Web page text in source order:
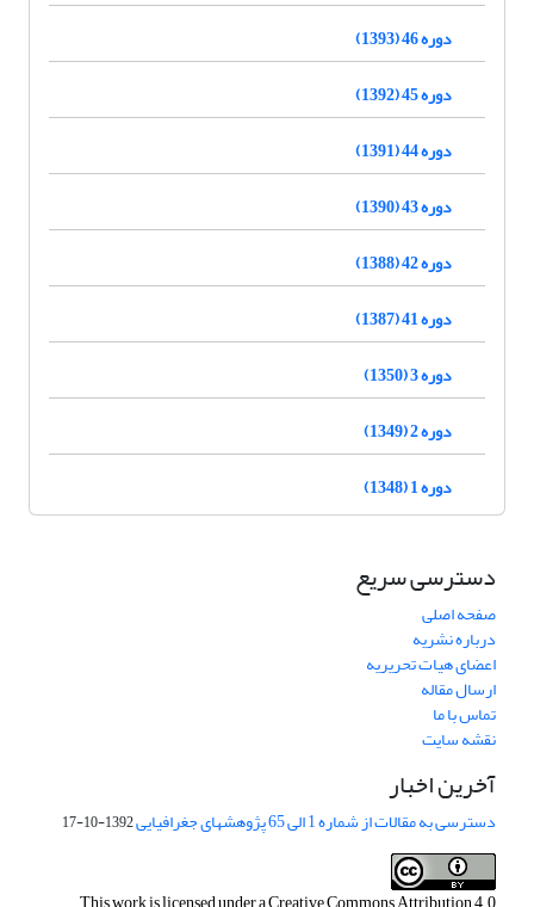
دوره 46 (1393)
دوره 45 (1392)
دوره 44 (1391)
دوره 43 (1390)
دوره 42 (1388)
دوره 41 (1387)
دوره 3 (1350)
دوره 2 (1349)
دوره 1 (1348)
دسترسی سریع
صفحه اصلی
درباره نشریه
اعضای هیات تحریریه
ارسال مقاله
تماس با ما
نقشه سایت
آخرین اخبار
دسترسی به مقالات از شماره 1 الی 65 پژوهشهای جغرافیایی 1392-10-17